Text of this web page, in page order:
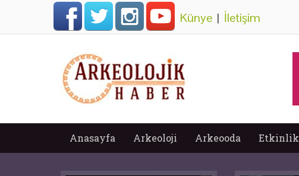
Künye | İletişim
Anasayfa Arkeoloji Arkeooda Etkinlik